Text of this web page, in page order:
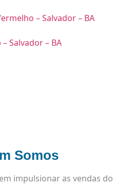
– Salvador – BA
Salvador – BA
Somos
impulsionar as vendas do